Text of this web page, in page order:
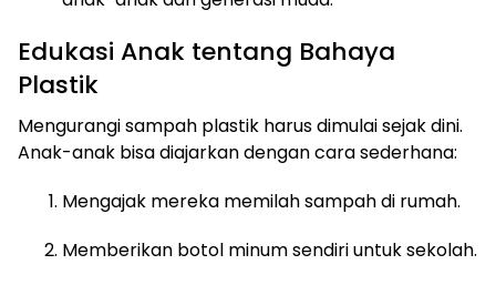
Edukasi Anak tentang Bahaya
Plastik
Mengurangi sampah plastik harus dimulai sejak dini.
Anak-anak bisa diajarkan dengan cara sederhana:
Mengajak mereka memilah sampah di rumah.
Memberikan botol minum sendiri untuk sekolah.